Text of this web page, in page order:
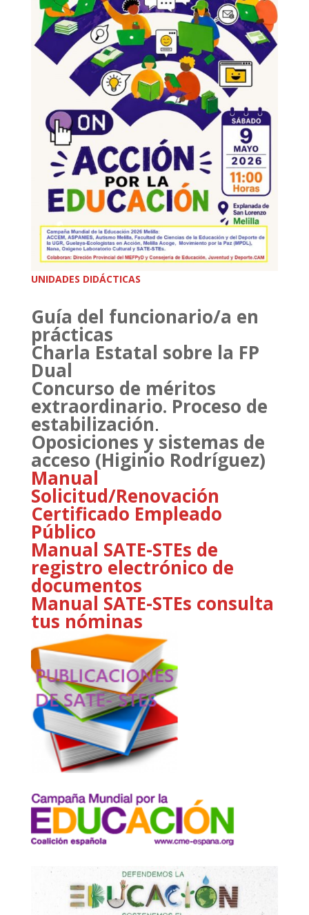
UNIDADES DIDÁCTICAS
Guía del funcionario/a en
prácticas
Charla Estatal sobre la FP
Dual
Concurso de méritos
extraordinario. Proceso de
estabilización.
Oposiciones y sistemas de
acceso (Higinio Rodríguez)
Manual
Solicitud/Renovación
Certificado Empleado
Público
Manual SATE-STEs de
registro electrónico de
documentos
Manual SATE-STEs consulta
tus nóminas